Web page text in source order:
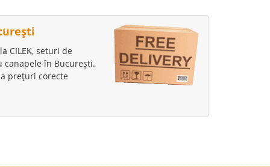
CILEK, seturi de
în București.
prețuri corecte